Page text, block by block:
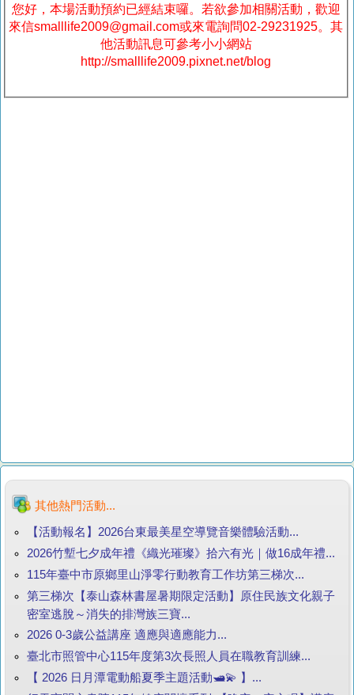
您好，本場活動預約已經結束囉。若欲參加相關活動，歡迎
來信smalllife2009@gmail.com或來電詢問02-29231925。其
他活動訊息可參考小小網站
http://smalllife2009.pixnet.net/blog
其他熱門活動...
【活動報名】2026台東最美星空導覽音樂體驗活動...
2026竹塹七夕成年禮《織光璀璨》拾六有光｜做16成年禮...
115年臺中市原鄉里山淨零行動教育工作坊第三梯次...
第三梯次【泰山森林書屋暑期限定活動】原住民族文化親子
密室逃脫～消失的排灣族三寶...
2026 0-3歲公益講座 適應與適應能力...
臺北市照管中心115年度第3次長照人員在職教育訓練...
【 2026 日月潭電動船夏季主題活動🛥️💫 】...